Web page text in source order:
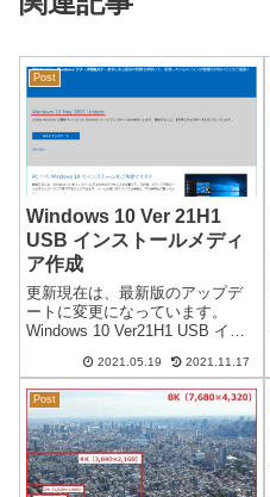
Post
Windows 10 Ver 21H1
USB インストールメディ
ア作成
更新現在は、最新版のアップデ
ートに変更になっています。
Windows 10 Ver21H1 USB イン
2021/05/19Windows 10 Ver 21H1
のアップデートが可能になりま
した。通常のアップ...
2021.05.19 2021.11.17
Post